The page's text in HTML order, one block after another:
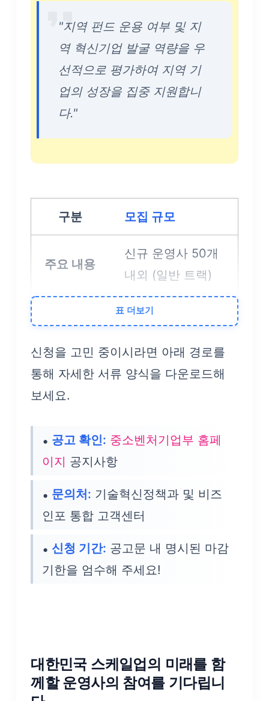
"지역 펀드 운용 여부 및 지
역 혁신기업 발굴 역량을 우
선적으로 평가하여 지역 기
업의 성장을 집중 지원합니
다."
모집 규모
신규 운영사 50개
내외 (일반 트랙)
평가 중점
글로벌 팁스 참여
역량 및 지역 발굴
가점 혜택
대상 우대 가점 부
여
표 더보기
신청을 고민 중이시라면 아래 경로를
통해 자세한 서류 양식을 다운로드해
보세요.
공고 확인: 중소벤처기업부 홈페
이지 공지사항
문의처: 기술혁신정책과 및 비즈
인포 통합 고객센터
신청 기간: 공고문 내 명시된 마감
기한을 엄수해 주세요!
대한민국 스케일업의 미래를 함
께할 운영사의 참여를 기다립니